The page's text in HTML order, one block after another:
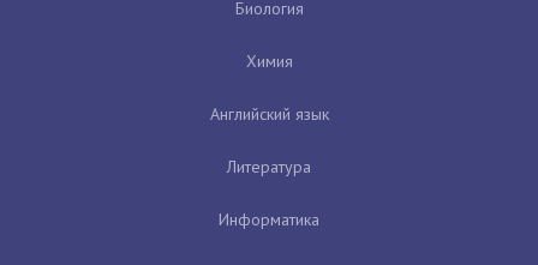
Биология
Химия
Английский язык
Литература
Информатика